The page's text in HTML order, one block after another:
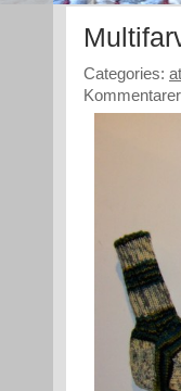
Categories: